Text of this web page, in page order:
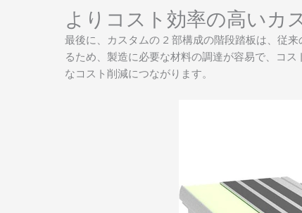
よりコスト効率の高いカ
最後に、カスタムの 2 部構成の階段踏板は、従
るため、製造に必要な材料の調達が容易で、コ
なコスト削減につながります。